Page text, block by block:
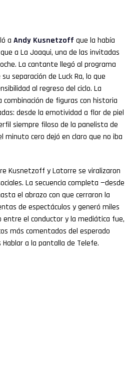
a Andy Kusnetzoff que la había
a La Joaqui, una de las invitadas
La cantante llegó al programa
separación de Luck Ra, lo que
al regreso del ciclo. La
combinación de figuras con historia
desde la emotividad a flor de piel
siempre filoso de la panelista de
minuto cero dejó en claro que no iba
Kusnetzoff y Latorre se viralizaron
La secuencia completa —desde
el abrazo con que cerraron la
de espectáculos y generó miles
entre el conductor y la mediática fue,
más comentados del esperado
Hablar a la pantalla de Telefe.